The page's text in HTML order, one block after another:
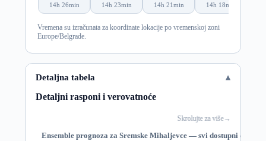
14h 26min 14h 23min 14h 21min 14h 18min
Vremena su izračunata za koordinate lokacije po vremenskoj zoni
Europe/Belgrade.
Detaljna tabela
Detaljni rasponi i verovatnoće
Skrolujte za više→
Ensemble prognoza za Sremske Mihaljevce — svi dostupni dani